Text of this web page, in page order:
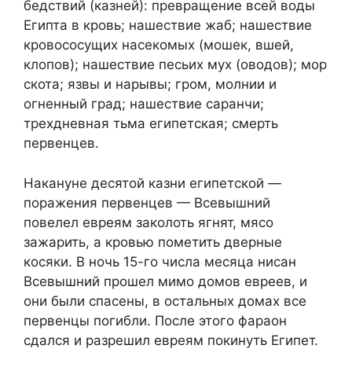
бедствий (казней): превращение всей воды
Египта в кровь; нашествие жаб; нашествие
кровососущих насекомых (мошек, вшей,
клопов); нашествие песьих мух (оводов); мор
скота; язвы и нарывы; гром, молнии и
огненный град; нашествие саранчи;
трехдневная тьма египетская; смерть
первенцев.
Накануне десятой казни египетской —
поражения первенцев — Всевышний
повелел евреям заколоть ягнят, мясо
зажарить, а кровью пометить дверные
косяки. В ночь 15-го числа месяца нисан
Всевышний прошел мимо домов евреев, и
они были спасены, в остальных домах все
первенцы погибли. После этого фараон
сдался и разрешил евреям покинуть Египет.